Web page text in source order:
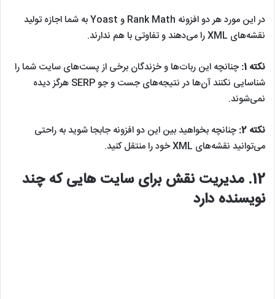
در این مورد هر دو افزونه Rank Math و Yoast به شما اجازه تولید
نقشه‌های XML را می‌دهند و تفاوتی با هم ندارند.
نکته 1:
چنانچه این ربات‌ها و خزندگان برخی از پست‌های سایت شما را
شناسایی نکنند آن‌ها در نتیجه‌های جست و جو SERP هرگز دیده
نمی‌شوند.
نکته 2:
چنانچه بخواهید بین این دو افزونه جابجا شوید به راحتی
می‌توانید نقشه‌های XML خود را منتقل کنید.
12. مدیریت نقش برای سایت هایی که چند
نویسنده دارد